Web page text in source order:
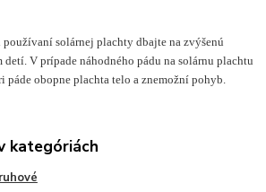
používaní solárnej plachty dbajte na zvýšenú
V prípade náhodného pádu na solárnu plachtu
páde obopne plachta telo a znemožní pohyb.
kategóriách